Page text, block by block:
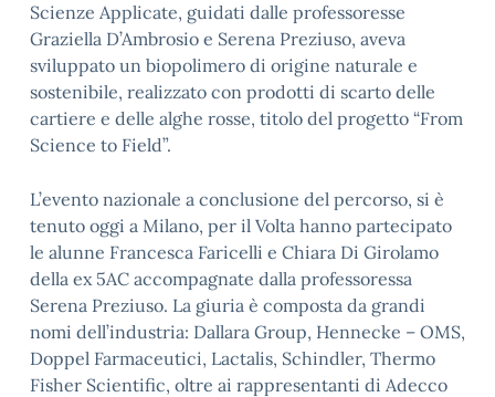
Scienze Applicate, guidati dalle professoresse
Graziella D’Ambrosio e Serena Preziuso, aveva
sviluppato un biopolimero di origine naturale e
sostenibile, realizzato con prodotti di scarto delle
cartiere e delle alghe rosse, titolo del progetto “From
Science to Field”.
L’evento nazionale a conclusione del percorso, si è
tenuto oggi a Milano, per il Volta hanno partecipato
le alunne Francesca Faricelli e Chiara Di Girolamo
della ex 5AC accompagnate dalla professoressa
Serena Preziuso. La giuria è composta da grandi
nomi dell’industria: Dallara Group, Hennecke – OMS,
Doppel Farmaceutici, Lactalis, Schindler, Thermo
Fisher Scientific, oltre ai rappresentanti di Adecco